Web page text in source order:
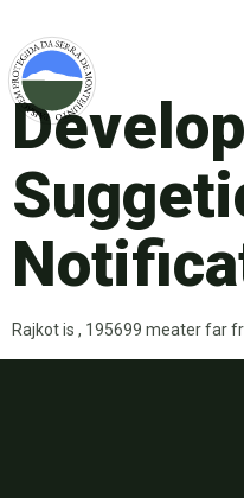
Rajkot is , 195699 meater far